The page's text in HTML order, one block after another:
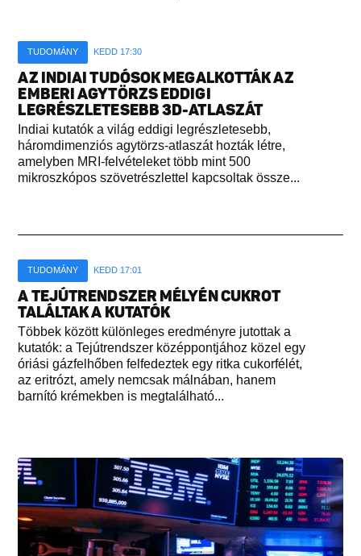
TUDOMÁNY KEDD 17:30
AZ INDIAI TUDÓSOK MEGALKOTTÁK AZ
EMBERI AGYTÖRZS EDDIGI
LEGRÉSZLETESEBB 3D-ATLASZÁT
Indiai kutatók a világ eddigi legrészletesebb,
háromdimenziós agytörzs-atlaszát hozták létre,
amelyben MRI-felvételeket több mint 500
mikroszkópos szövetrészlettel kapcsoltak össze...
TUDOMÁNY KEDD 17:01
A TEJÚTRENDSZER MÉLYÉN CUKROT
TALÁLTAK A KUTATÓK
Többek között különleges eredményre jutottak a
kutatók: a Tejútrendszer középpontjához közel egy
óriási gázfelhőben felfedeztek egy ritka cukorfélét,
az eritrózt, amely nemcsak málnában, hanem
barnító krémekben is megtalálható...